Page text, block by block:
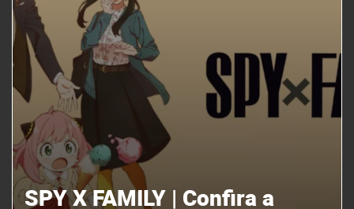
SPY X FAMILY | Confira a